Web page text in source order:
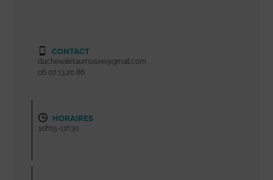
CONTACT
duchevaletaumusee@gmail.com
06 07 13 20 86
HORAIRES
10h15-11h30